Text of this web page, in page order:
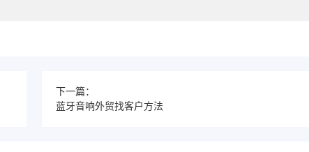
下一篇：
蓝牙音响外贸找客户方法